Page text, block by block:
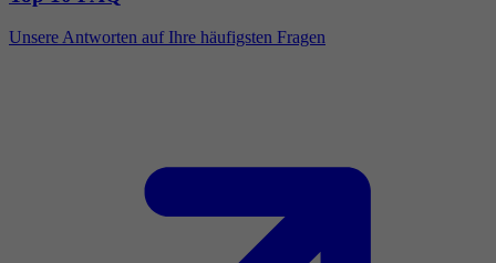
Unsere Antworten auf Ihre häufigsten Fragen